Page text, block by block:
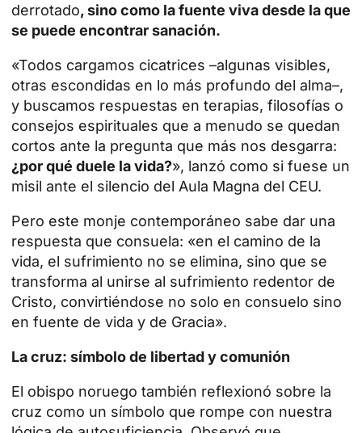
derrotado, sino como la fuente viva desde la que
se puede encontrar sanación.
«Todos cargamos cicatrices –algunas visibles,
otras escondidas en lo más profundo del alma–,
y buscamos respuestas en terapias, filosofías o
consejos espirituales que a menudo se quedan
cortos ante la pregunta que más nos desgarra:
¿por qué duele la vida?», lanzó como si fuese un
misil ante el silencio del Aula Magna del CEU.
Pero este monje contemporáneo sabe dar una
respuesta que consuela: «en el camino de la
vida, el sufrimiento no se elimina, sino que se
transforma al unirse al sufrimiento redentor de
Cristo, convirtiéndose no solo en consuelo sino
en fuente de vida y de Gracia».
La cruz: símbolo de libertad y comunión
El obispo noruego también reflexionó sobre la
cruz como un símbolo que rompe con nuestra